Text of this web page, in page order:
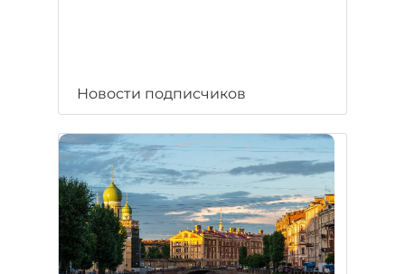
Новости подписчиков